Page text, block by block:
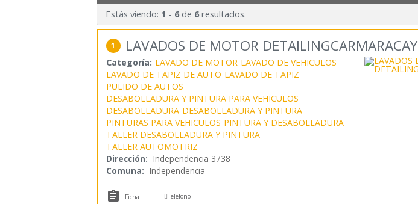
Estás viendo: 1 - 6de 6resultados.
1 LAVADOS DE MOTOR DETAILINGCARMARACAY
Categoría: LAVADO DE MOTOR LAVADO DE VEHICULOS
LAVADO DE TAPIZ DE AUTO LAVADO DE TAPIZ
PULIDO DE AUTOS
DESABOLLADURA Y PINTURA PARA VEHICULOS
DESABOLLADURA DESABOLLADURA Y PINTURA
PINTURAS PARA VEHICULOS PINTURA Y DESABOLLADURA
TALLER DESABOLLADURA Y PINTURA
TALLER AUTOMOTRIZ
Dirección: Independencia 3738
Comuna: Independencia
 Ficha Teléfono